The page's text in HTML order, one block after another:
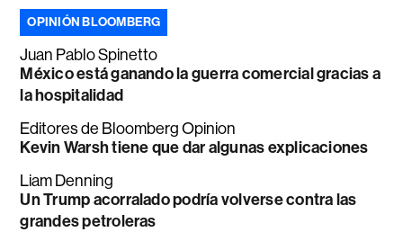
OPINIÓN BLOOMBERG
Juan Pablo Spinetto
México está ganando la guerra comercial gracias a
la hospitalidad
Editores de Bloomberg Opinion
Kevin Warsh tiene que dar algunas explicaciones
Liam Denning
Un Trump acorralado podría volverse contra las
grandes petroleras